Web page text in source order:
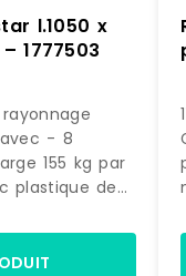
l.1050 x
1777503
- 8
155 kg par
plastique de
>
x H.1972